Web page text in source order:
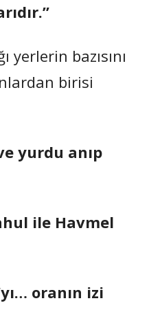
yerlerin bazısını
birisi
yurdu anıp
ile Havmel
oranın izi